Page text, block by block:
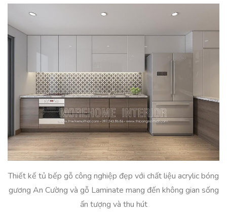
Thiết kế tủ bếp gỗ công nghiệp đẹp với chất liệu acrylic bóng
gương An Cường và gỗ Laminate mang đến không gian sống
ấn tượng và thu hút